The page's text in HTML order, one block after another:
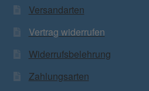
Versandarten
Vertrag widerrufen
Widerrufsbelehrung
Zahlungsarten